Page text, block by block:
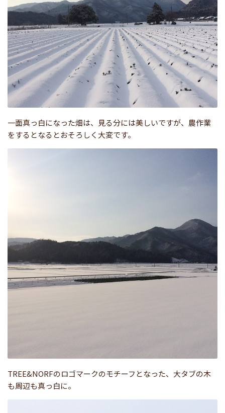
一面真っ白になった畑は、見る分には美しいですが、農作業
をするとなるとおそろしく大変です。
TREE&NORFのロゴマークのモチーフとなった、大タブの木
も周辺も真っ白に。